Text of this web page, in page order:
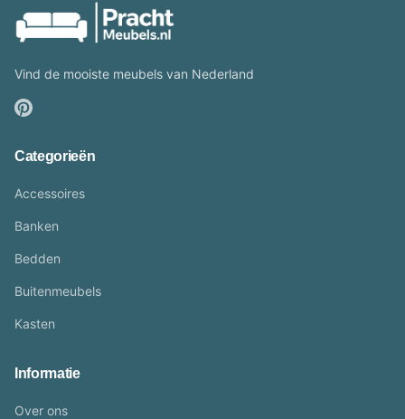
Vind de mooiste meubels van Nederland
Categorieën
Accessoires
Banken
Bedden
Buitenmeubels
Kasten
Informatie
Over ons